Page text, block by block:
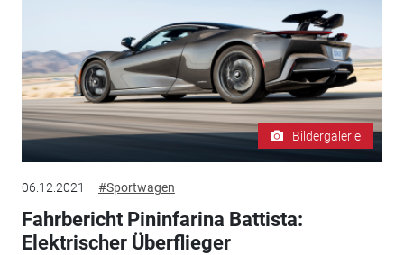
Bildergalerie
06.12.2021 #Sportwagen
Fahrbericht Pininfarina Battista:
Elektrischer Überflieger